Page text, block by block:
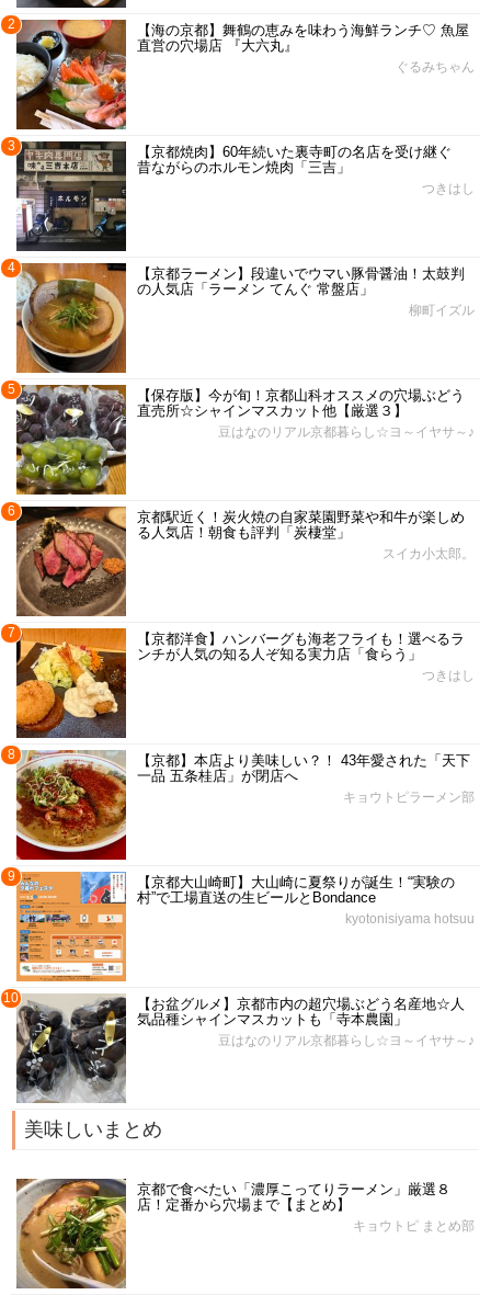
2
【海の京都】舞鶴の恵みを味わう海鮮ランチ♡ 魚屋
直営の穴場店 『大六丸』
ぐるみちゃん
3
【京都焼肉】60年続いた裏寺町の名店を受け継ぐ
昔ながらのホルモン焼肉「三吉」
つきはし
4
【京都ラーメン】段違いでウマい豚骨醤油！太鼓判
の人気店「ラーメン てんぐ 常盤店」
柳町イズル
5
【保存版】今が旬！京都山科オススメの穴場ぶどう
直売所☆シャインマスカット他【厳選３】
豆はなのリアル京都暮らし☆ヨ～イヤサ～♪
6
京都駅近く！炭火焼の自家菜園野菜や和牛が楽しめ
る人気店！朝食も評判「炭棲堂」
スイカ小太郎。
7
【京都洋食】ハンバーグも海老フライも！選べるラ
ンチが人気の知る人ぞ知る実力店「食らう」
つきはし
8
【京都】本店より美味しい？！ 43年愛された「天下
一品 五条桂店」が閉店へ
キョウトピラーメン部
9
【京都大山崎町】大山崎に夏祭りが誕生！“実験の
村”で工場直送の生ビールとBondance
kyotonisiyama hotsuu
10
【お盆グルメ】京都市内の超穴場ぶどう名産地☆人
気品種シャインマスカットも「寺本農園」
豆はなのリアル京都暮らし☆ヨ～イヤサ～♪
美味しいまとめ
京都で食べたい「濃厚こってりラーメン」厳選８
店！定番から穴場まで【まとめ】
キョウトピ まとめ部